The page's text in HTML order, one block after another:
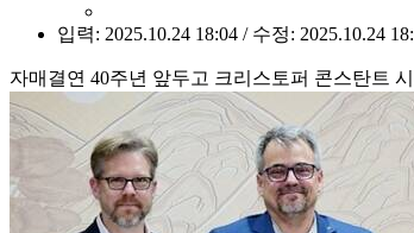
입력: 2025.10.24 18:04 / 수정: 2025.10.24
자매결연 40주년 앞두고 크리스토퍼 콘스탄트